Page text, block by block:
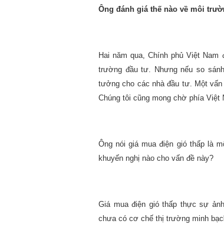
Ông đánh giá thế nào về môi
Hai năm qua, Chính phủ Việt
trường đầu tư. Nhưng nếu so
tưởng cho các nhà đầu tư. Một
Chúng tôi cũng mong chờ phía
Ông nói giá mua điện gió thấp là
khuyến nghị nào cho vấn đề này?
Giá mua điện gió thấp thực sự
chưa có cơ chế thị trường minh